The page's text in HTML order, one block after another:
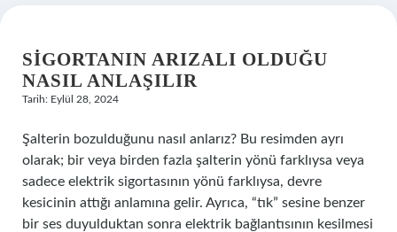
SIGORTANIN ARIZALI OLDUĞU
NASIL ANLAŞILIR
Tarih: Eylül 28, 2024
Şalterin bozulduğunu nasıl anlarız? Bu resimden ayrı
olarak; bir veya birden fazla şalterin yönü farklıysa veya
sadece elektrik sigortasının yönü farklıysa, devre
kesicinin attığı anlamına gelir. Ayrıca, “tık” sesine benzer
bir ses duyulduktan sonra elektrik bağlantısının kesilmesi